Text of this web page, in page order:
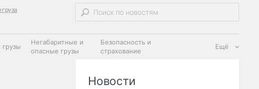
грузы
Негабаритные и
опасные грузы
Безопасность и
страхование
Ещё
Новости